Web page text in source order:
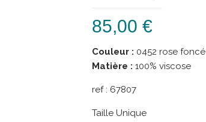
85,00 €
Couleur : 0452 rose foncé
Matière : 100% viscose
ref : 67807
Taille Unique